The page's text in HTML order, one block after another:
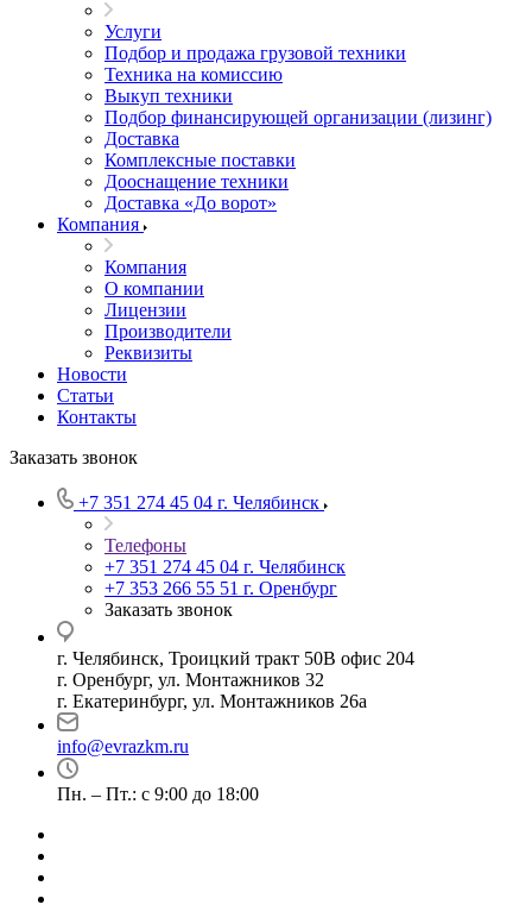
Услуги
Подбор и продажа грузовой техники
Техника на комиссию
Выкуп техники
Подбор финансирующей организации (лизинг)
Доставка
Комплексные поставки
Дооснащение техники
Доставка «До ворот»
Компания
Компания
О компании
Лицензии
Производители
Реквизиты
Новости
Статьи
Контакты
Заказать звонок
+7 351 274 45 04 г. Челябинск
Телефоны
+7 351 274 45 04 г. Челябинск
+7 353 266 55 51 г. Оренбург
Заказать звонок
г. Челябинск, Троицкий тракт 50В офис 204
г. Оренбург, ул. Монтажников 32
г. Екатеринбург, ул. Монтажников 26а
info@evrazkm.ru
Пн. – Пт.: с 9:00 до 18:00